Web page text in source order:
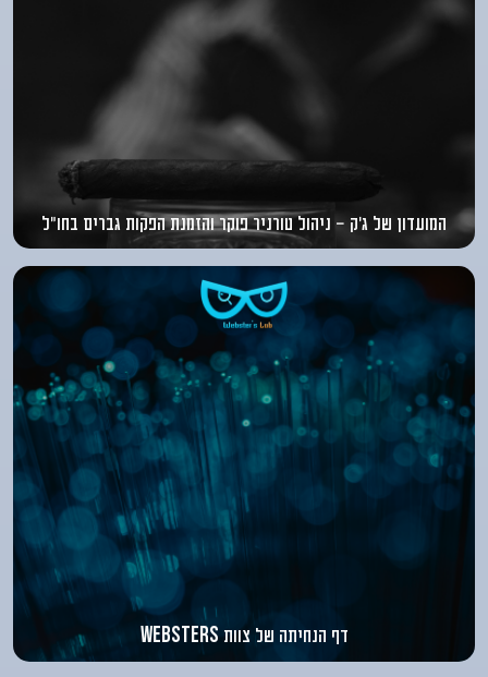
המועדון של ג’ק - ניהול טורניר פוקר והזמנת הפקות גברים בחו”ל
דף הנחיתה של צוותwebsters